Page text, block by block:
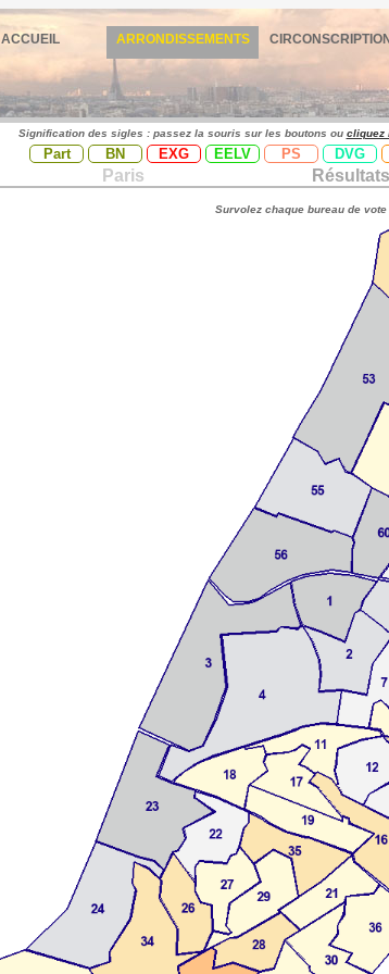
ACCUEIL ARRONDISSEMENTS
Signification des sigles : passez la souris sur les boutons ou cliquez
Part BN EXG EELV PS DVG
Paris Résultats
Survolez chaque bureau de